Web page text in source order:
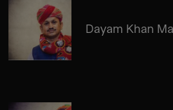
Dayam Khan